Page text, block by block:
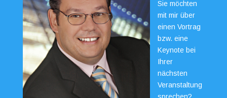
Sie möchten
mit mir über
einen Vortrag
bzw. eine
Keynote bei
Ihrer
nächsten
Veranstaltung